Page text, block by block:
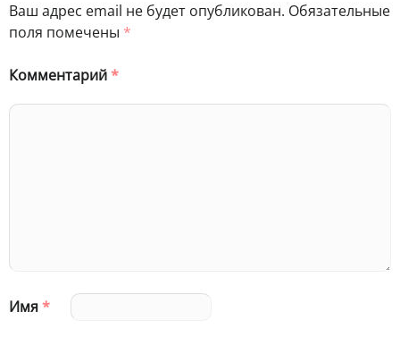
Ваш адрес email не будет опубликован. Обязательные
поля помечены *
Комментарий*
Имя*